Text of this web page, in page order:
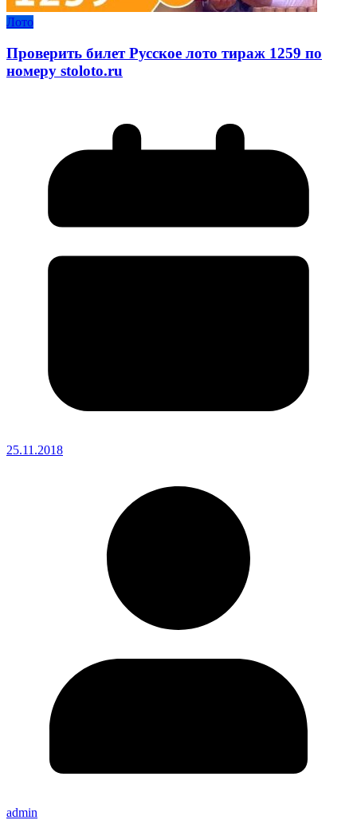
Лото
Проверить билет Русское лото тираж 1259 по
номеру stoloto.ru
25.11.2018
admin